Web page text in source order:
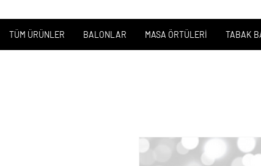
TÜM ÜRÜNLER BALONLAR MASA ÖRTÜLERİ TABAK